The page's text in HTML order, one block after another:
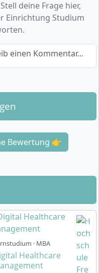
deine Frage hier,
Einrichtung Studium
einen Kommentar...
Bewertung 👉
· MBA
Healthcare